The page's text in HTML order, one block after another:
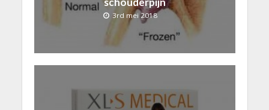
3rd mei 2018